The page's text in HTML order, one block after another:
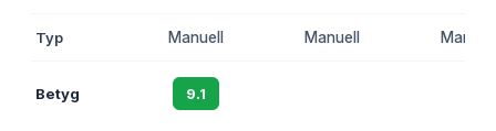
Typ Manuell Manuell Manuell
Betyg 9.1